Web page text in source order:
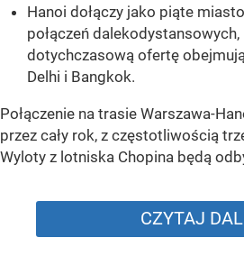
Hanoi dołączy jako piąte
połączeń dalekodystansowych,
dotychczasową ofertę
Delhi i Bangkok.
Połączenie na trasie Warszawa-
przez cały rok, z częstotliwością
Wyloty z lotniska Chopina będą
CZYTAJ